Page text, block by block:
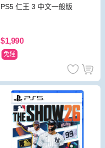
PS5 仁王 3 中文一般版
$1,990
免運